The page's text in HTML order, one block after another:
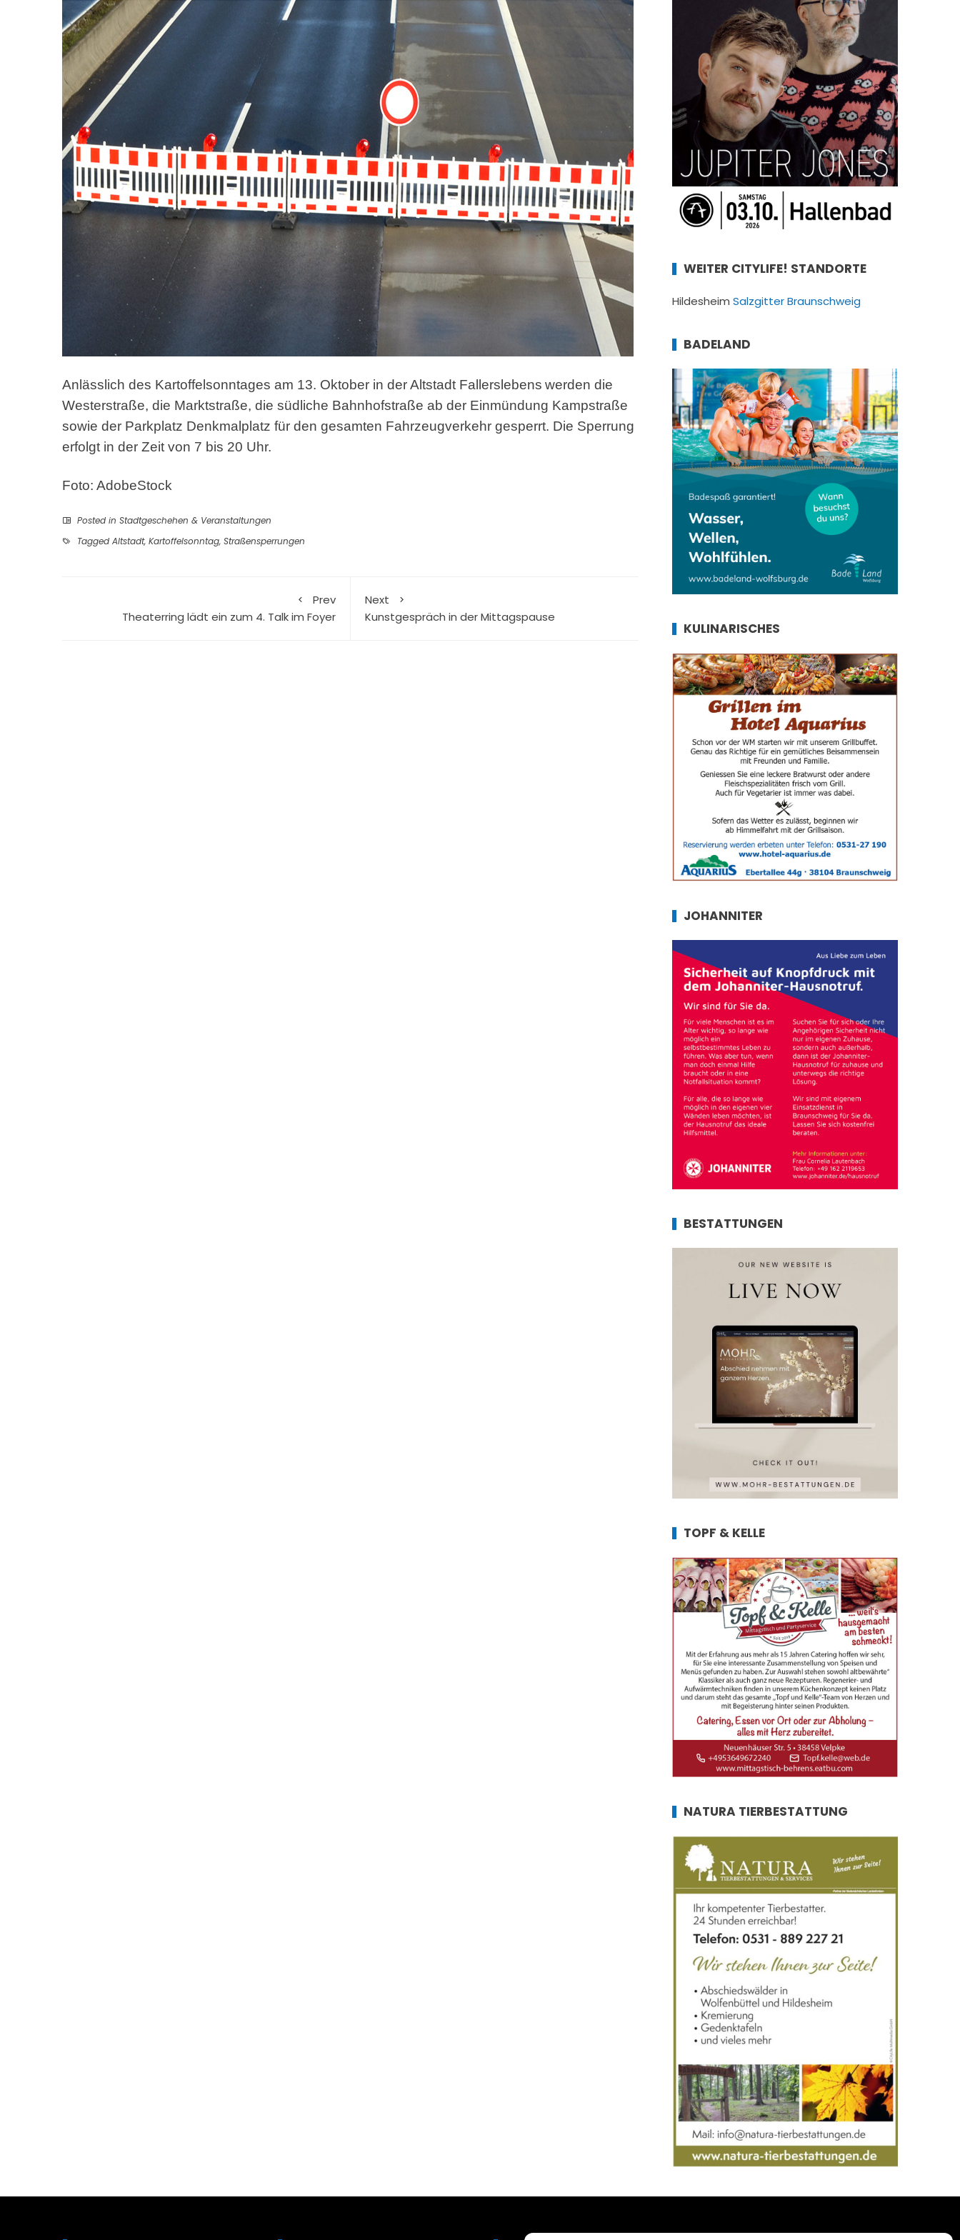
Anlässlich des Kartoffelsonntages am 13. Oktober in der Altstadt Fallerslebens werden die
Westerstraße, die Marktstraße, die südliche Bahnhofstraße ab der Einmündung Kampstraße
sowie der Parkplatz Denkmalplatz für den gesamten Fahrzeugverkehr gesperrt. Die Sperrung
erfolgt in der Zeit von 7 bis 20 Uhr.
Foto: AdobeStock
Posted in Stadtgeschehen & Veranstaltungen
Tagged Altstadt, Kartoffelsonntag, Straßensperrungen
Prev
Theaterring lädt ein zum 4. Talk im Foyer
Next
Kunstgespräch in der Mittagspause
WEITER CITYLIFE! STANDORTE
Hildesheim SalzgitterBraunschweig
BADELAND
KULINARISCHES
JOHANNITER
BESTATTUNGEN
TOPF & KELLE
NATURA TIERBESTATTUNG